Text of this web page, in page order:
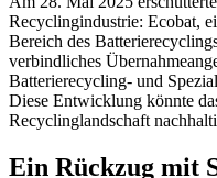
Recyclingindustrie: Ecobat,
Bereich des
verbindliches
Batterierecycling- und
Diese Entwicklung könnte
Recyclinglandschaft
Ein Rückzug mit